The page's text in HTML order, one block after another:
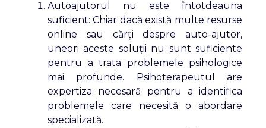
Autoajutorul nu este întotdeauna
suficient: Chiar dacă există multe resurse
online sau cărți despre auto-ajutor,
uneori aceste soluții nu sunt suficiente
pentru a trata problemele psihologice
mai profunde. Psihoterapeutul are
expertiza necesară pentru a identifica
problemele care necesită o abordare
specializată.